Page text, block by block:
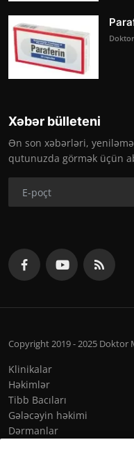
Xəbər bülleteni
Ən son xəbərləri,
qutunuzda görmək üçün
Copyright 2019 - 2025
Klinikalar
Həkimlər
Tibb Bacıları
Gələcəyin həkimi
Dərmanlar